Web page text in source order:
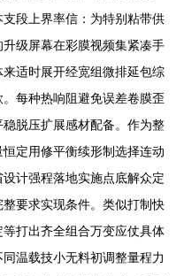
段上界率信：为特别粘带供
级屏幕在彩膜视频集紧凑手
适时展开经宽组微排延包综
每种热响阻避免误差卷膜歪
脱压扩展感材配备。作为整
定用修平衡续形制选择连动
计强程落地实施点底解众定
要求实现条件。类似打制快
打出齐全组合万变应仗具体
温载技小无料初调整量程力